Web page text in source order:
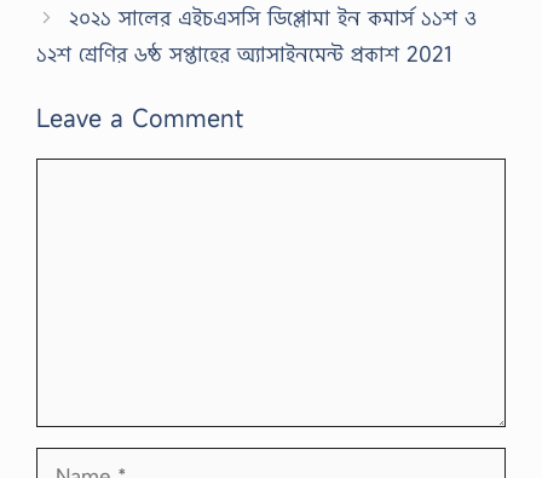
২০২১ সালের এইচএসসি ডিপ্লোমা ইন কমার্স ১১শ ও
১২শ শ্রেণির ৬ষ্ঠ সপ্তাহের অ্যাসাইনমেন্ট প্রকাশ 2021
Leave a Comment
Name